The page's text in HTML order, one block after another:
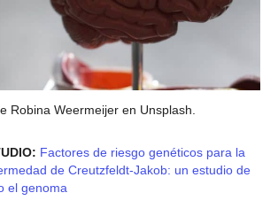
Robina Weermeijer en Unsplash.
Factores de riesgo genéticos para la
de Creutzfeldt-Jakob: un estudio de
el genoma